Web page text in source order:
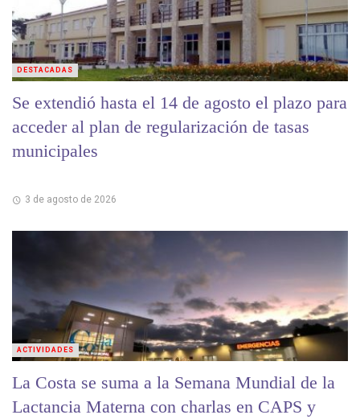
Se extendió hasta el 14 de agosto el plazo para
acceder al plan de regularización de tasas
municipales
3 de agosto de 2026
DESTACADAS
La Costa se suma a la Semana Mundial de la
Lactancia Materna con charlas en CAPS y
ACTIVIDADES